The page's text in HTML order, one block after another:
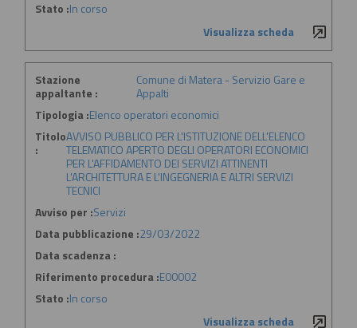
Stato :In corso
Visualizza scheda
Stazione
appaltante :
Comune di Matera - Servizio Gare e
Appalti
Tipologia :Elenco operatori economici
Titolo
:
AVVISO PUBBLICO PER L'ISTITUZIONE DELL'ELENCO
TELEMATICO APERTO DEGLI OPERATORI ECONOMICI
PER L'AFFIDAMENTO DEI SERVIZI ATTINENTI
L'ARCHITETTURA E L'INGEGNERIA E ALTRI SERVIZI
TECNICI
Avviso per :Servizi
Data pubblicazione :29/03/2022
Data scadenza :
Riferimento procedura :E00002
Stato :In corso
Visualizza scheda